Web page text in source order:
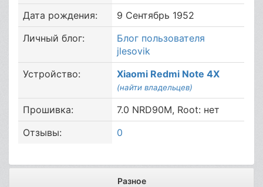
Дата рождения:
9 Сентябрь 1952
Личный блог:
Блог пользователя
jlesovik
Устройство:
Xiaomi Redmi Note 4X
(найти владельцев)
Прошивка:
7.0 NRD90M, Root: нет
Отзывы:
0
Разное